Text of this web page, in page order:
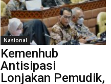
Nasional
Kemenhub
Antisipasi
Lonjakan Pemudik,